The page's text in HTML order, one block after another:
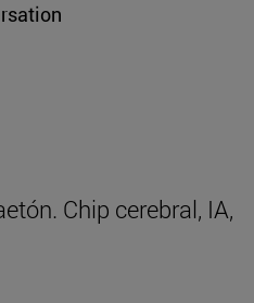
Chip cerebral, IA,